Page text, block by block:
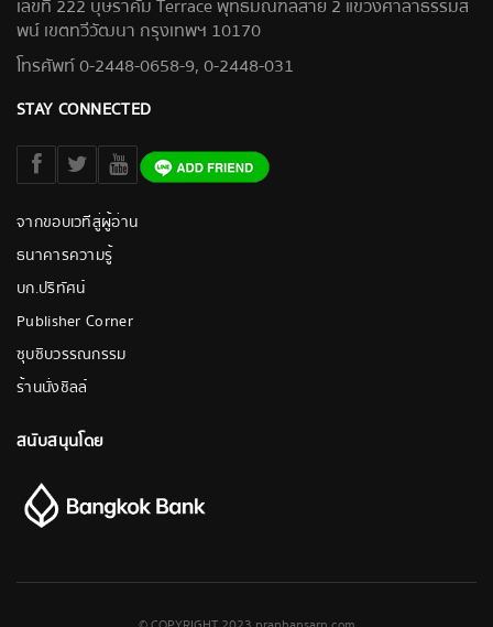
เลขที่ 222 บุษราคัม Terrace พุทธมณฑลสาย 2 แขวงศาลาธรรมส
พน์ เขตทวีวัฒนา กรุงเทพฯ 10170
โทรศัพท์ 0-2448-0658-9, 0-2448-031
STAY CONNECTED
จากขอบเวทีสู่ผู้อ่าน
ธนาคารความรู้
บก.ปริทัศน์
Publisher Corner
ซุบซิบวรรณกรรม
ร้านนั่งชิลล์
สนับสนุนโดย